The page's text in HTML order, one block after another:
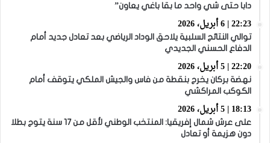
دابا حتى شي واحد ما بقا باغي يعاون”
22:23 | 6 أبريل، 2026
توالي النتائج السلبية يلاحق الوداد الرياضي بعد تعادل جديد أمام
الدفاع الحسني الجديدي
22:20 | 5 أبريل، 2026
نهضة بركان يخرج بنقطة من فاس والجيش الملكي يتوقف أمام
الكوكب المراكشي
18:13 | 5 أبريل، 2026
على عرش شمال إفريقيا: المنتخب الوطني لأقل من 17 سنة يتوج بطلا
دون هزيمة أو تعادل